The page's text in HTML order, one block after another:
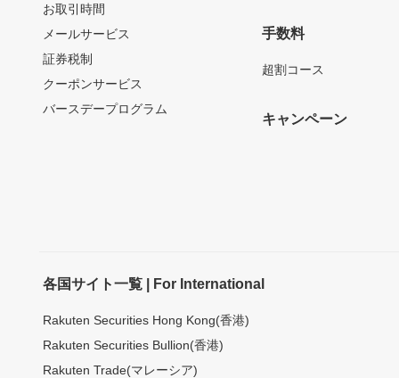
お取引時間
メールサービス
証券税制
クーポンサービス
バースデープログラム
手数料
超割コース
キャンペーン
各国サイト一覧 | For International
Rakuten Securities Hong Kong(香港)
Rakuten Securities Bullion(香港)
Rakuten Trade(マレーシア)